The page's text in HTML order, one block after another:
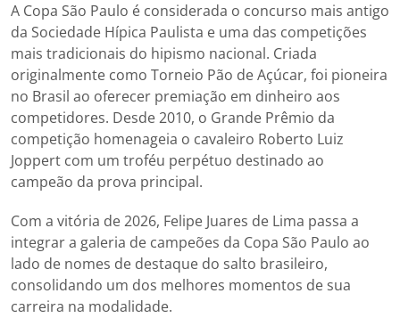
A Copa São Paulo é considerada o concurso mais antigo
da Sociedade Hípica Paulista e uma das competições
mais tradicionais do hipismo nacional. Criada
originalmente como Torneio Pão de Açúcar, foi pioneira
no Brasil ao oferecer premiação em dinheiro aos
competidores. Desde 2010, o Grande Prêmio da
competição homenageia o cavaleiro Roberto Luiz
Joppert com um troféu perpétuo destinado ao
campeão da prova principal.
Com a vitória de 2026, Felipe Juares de Lima passa a
integrar a galeria de campeões da Copa São Paulo ao
lado de nomes de destaque do salto brasileiro,
consolidando um dos melhores momentos de sua
carreira na modalidade.